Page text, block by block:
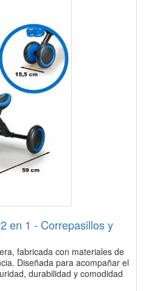
en 1 - Correpasillos y
fabricada con materiales de
Diseñada para acompañar el
durabilidad y comodidad